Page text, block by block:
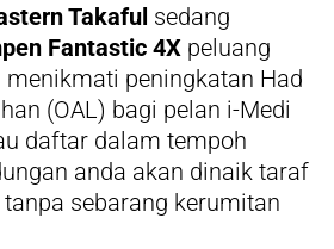
Takaful sedang
Fantastic 4X peluang
peningkatan Had
(OAL) bagi pelan i-Medi
daftar dalam tempoh
anda akan dinaik taraf
sebarang kerumitan